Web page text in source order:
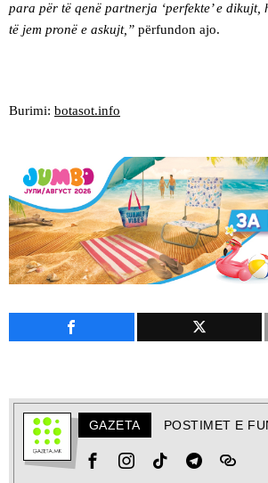
para për të qenë partnerja ‘perfekte’ e dikujt,
të jem pronë e askujt,” përfundon ajo.
Burimi: botasot.info
GAZETA POSTIMET E